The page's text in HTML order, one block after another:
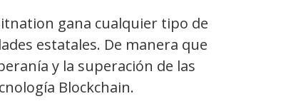
gana cualquier tipo de
estatales. De manera que
y la superación de las
Blockchain.